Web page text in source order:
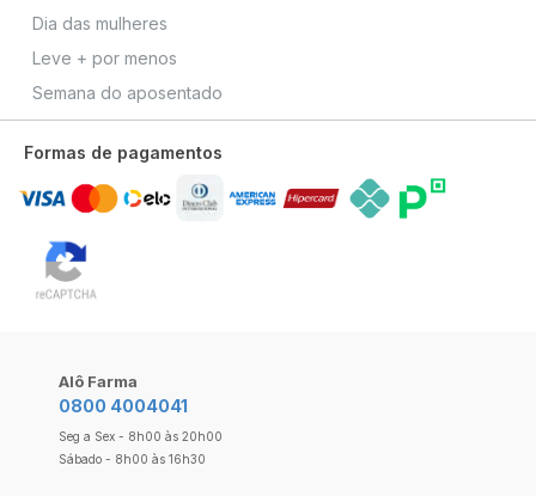
Dia das mulheres
Leve + por menos
Semana do aposentado
Formas de pagamentos
Alô Farma
0800 4004041
Seg a Sex - 8h00 às 20h00
Sábado - 8h00 às 16h30